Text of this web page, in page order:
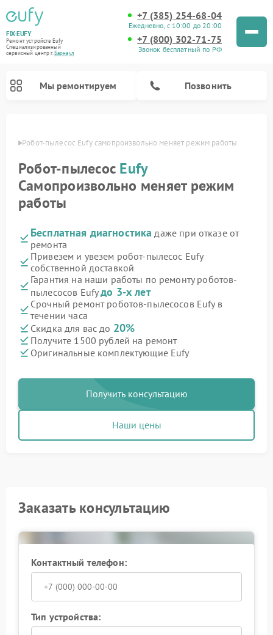
FIX-EUFY
Ремонт устройств Eufy
Специализированный
cервисный центр г.Барнаул
+7 (385) 254-68-04
Ежедневно, с 10:00 до 20:00
+7 (800) 302-71-75
Звонок бесплатный по РФ
Мы ремонтируем Позвонить
Робот-пылесос Eufy самопроизвольно меняет режим работы
Робот-пылесос Eufy
Самопроизвольно меняет режим
работы
Бесплатная диагностика даже при отказе от
ремонта
Привезем и увезем робот-пылесос Eufy
собственной доставкой
Гарантия на наши работы по ремонту роботов-
пылесосов Eufyдо 3-х лет
Срочный ремонт роботов-пылесосов Eufy в
течении часа
Скидка для вас до 20%
Получите 1500 рублей на ремонт
Оригинальные комплектующие Eufy
Получить консультацию
Наши цены
Заказать консультацию
Контактный телефон:
Тип устройства: